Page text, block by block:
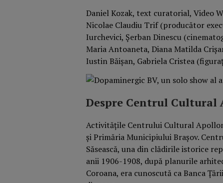
Daniel Kozak, text curatorial, Video
Nicolae Claudiu Trif (producător
Iurchevici, Șerban Dinescu
Maria Antoaneta, Diana Matilda
Iustin Băișan, Gabriela Cristea
Despre Centrul Cultural
Activitățile Centrului Cultural
și Primăria Municipiului Brașov.
Săsească, una din clădirile istorice
anii 1906-1908, după planurile
Coroana, era cunoscută ca Banca